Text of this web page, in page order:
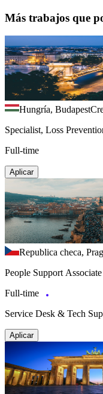
Más trabajos que
Hungría, Budapest
Specialist, Loss
Full-time
Aplicar
Republica checa,
People Support
Full-time
Service Desk & Tech
Aplicar